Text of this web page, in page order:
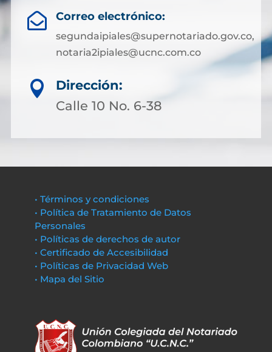
 Correo electrónico:
segundaipiales@supernotariado.gov.co,
notaria2ipiales@ucnc.com.co

Dirección:
Calle 10 No. 6-38
• Términos y condiciones
• Política de Tratamiento de Datos
Personales
• Políticas de derechos de autor
• Certificado de Accesibilidad
• Políticas de Privacidad Web
• Mapa del Sitio